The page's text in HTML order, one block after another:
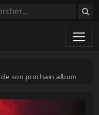
son prochain album